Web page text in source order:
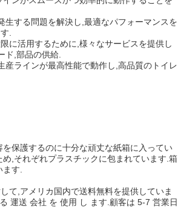
する問題を解決し,最適なパフォーマンスを
.
に活用するために,様々なサービスを提供し
ド,部品の供給.
ラインが最高性能で動作し,高品質のトイレ
保護するのに十分な頑丈な紙箱に入ってい
,それぞれプラスチックに包まれています.箱
す.
て,アメリカ国内で送料無料を提供していま
運送 会社 を 使用 し ます.顧客は 5-7 営業日